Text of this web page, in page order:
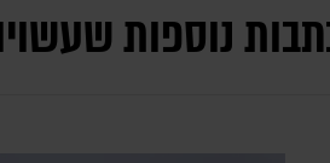
נוספות